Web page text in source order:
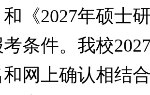
和《2027年硕士
条件。我校
网上确认相结